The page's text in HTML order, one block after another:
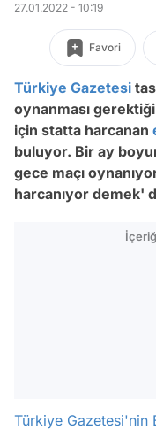
27.01.2022 - 10:19
Favori
Türkiye Gazetesi
oynanması
için statta harcanan
buluyor. Bir ay
gece maçı
harcanıyor demek'
Türkiye Gazetesi'nin